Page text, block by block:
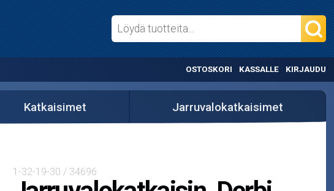
OSTOSKORI KASSALLE KIRJAUDU
Katkaisimet Jarruvalokatkaisimet
1-32-19-30 / 34696